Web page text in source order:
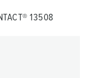
13508